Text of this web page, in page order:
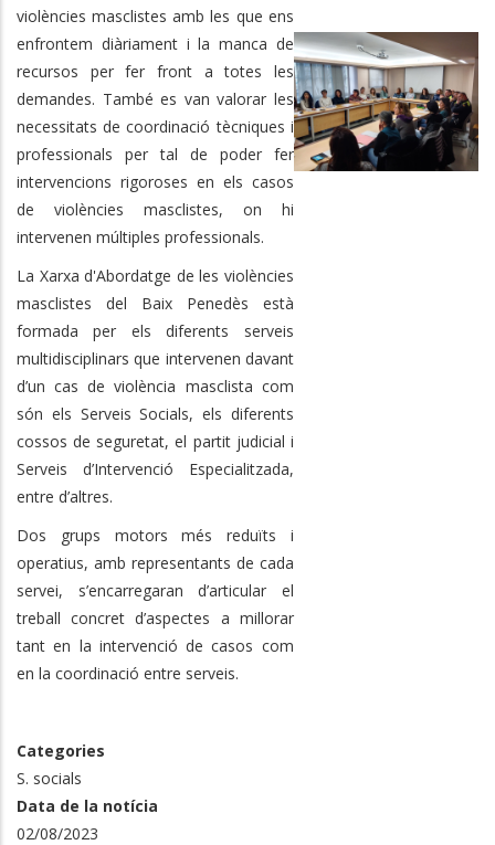
violències masclistes amb les que ens
enfrontem diàriament i la manca de
recursos per fer front a totes les
demandes. També es van valorar les
necessitats de coordinació tècniques i
professionals per tal de poder fer
intervencions rigoroses en els casos
de violències masclistes, on hi
intervenen múltiples professionals.
La Xarxa d'Abordatge de les violències
masclistes del Baix Penedès està
formada per els diferents serveis
multidisciplinars que intervenen davant
d’un cas de violència masclista com
són els Serveis Socials, els diferents
cossos de seguretat, el partit judicial i
Serveis d’Intervenció Especialitzada,
entre d’altres.
Dos grups motors més reduïts i
operatius, amb representants de cada
servei, s’encarregaran d’articular el
treball concret d’aspectes a millorar
tant en la intervenció de casos com
en la coordinació entre serveis.
Categories
S. socials
Data de la notícia
02/08/2023